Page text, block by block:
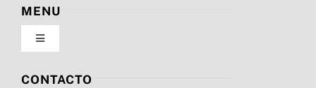
Política de privacidad
Condiciones de uso
MENU
Toggle
Navigation
Nosotros
CONTACTO